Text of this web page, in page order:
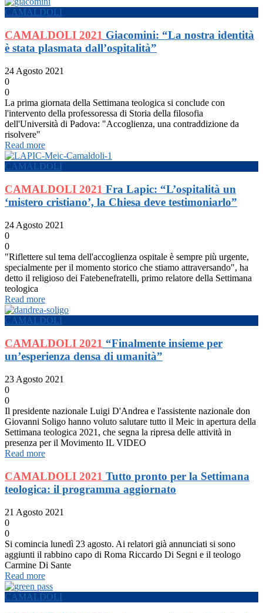
CAMALDOLI
CAMALDOLI 2021 Giacomini: “La nostra identità
è stata plasmata dall’ospitalità”
24 Agosto 2021
0
0
La prima giornata della Settimana teologica si conclude con
l'intervento della professoressa di Storia della filosofia
dell'Università di Padova: "Accoglienza, una contraddizione da
risolvere"
Read more
CAMALDOLI
CAMALDOLI 2021 Fra Lapic: “L’ospitalità un
‘mistero cristiano’, la Chiesa deve testimoniarlo”
24 Agosto 2021
0
0
"Riflettere sul tema dell'accoglienza ospitale è sempre più urgente,
specialmente per il momento storico che stiamo attraversando", ha
detto il religioso dei Fatebenefratelli, primo relatore della Settimana
teologica
Read more
CAMALDOLI
CAMALDOLI 2021 “Finalmente insieme per
un’esperienza densa di umanità”
23 Agosto 2021
0
0
Il presidente nazionale Luigi D'Andrea e l'assistente nazionale don
Giovanni Soligo hanno voluto salutare tutto il Meic in apertura della
Settimana teologica 2021, che segna la ripresa delle attività in
presenza per il Movimento IL VIDEO
Read more
CAMALDOLI 2021 Tutto pronto per la Settimana
teologica: il programma aggiornato
21 Agosto 2021
0
0
Si comincia lunedì 23 agosto. Ai relatori già annunciati si sono
aggiunti il rabbino capo di Roma Riccardo Di Segni e il teologo
Carmine Di Sante
Read more
CAMALDOLI